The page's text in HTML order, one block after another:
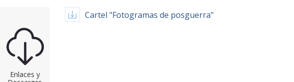
Enlaces y
Cartel "Fotogramas de posguerra"